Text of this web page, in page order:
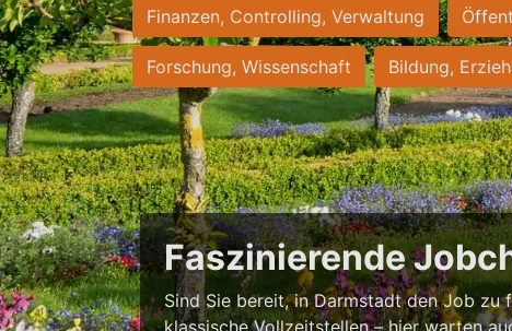
Finanzen, Controlling, Verwaltung
Forschung, Wissenschaft Bildung,
Faszinierende
Sind Sie bereit, in Darmstadt den Job zu